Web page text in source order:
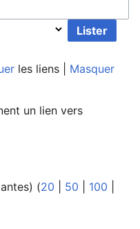
les liens | Masquer
un lien vers
(20 50 100